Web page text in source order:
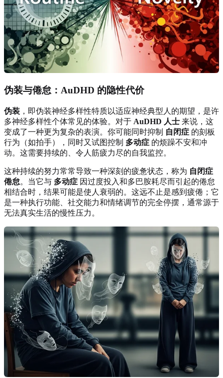
伪装与倦怠：AuDHD 的隐性代价
伪装 ，即伪装神经多样性特质以适应神经典型人的期望，是许
多神经多样性个体常见的体验。对于 AuDHD 人士 来说，这
变成了一种更为复杂的表演。你可能同时抑制 自闭症 的刻板
行为（如拍手），同时又试图控制 多动症 的烦躁不安和冲
动。这需要持续的、令人筋疲力尽的自我监控。
这种持续的努力常常导致一种深刻的疲惫状态，称为 自闭症
倦怠。当它与 多动症 因过度投入和多巴胺耗尽而引起的倦怠
相结合时，结果可能是使人衰弱的。这远不止是感到疲倦；它
是一种执行功能、社交能力和情绪调节的完全停摆，通常源于
无法真实生活的慢性压力。